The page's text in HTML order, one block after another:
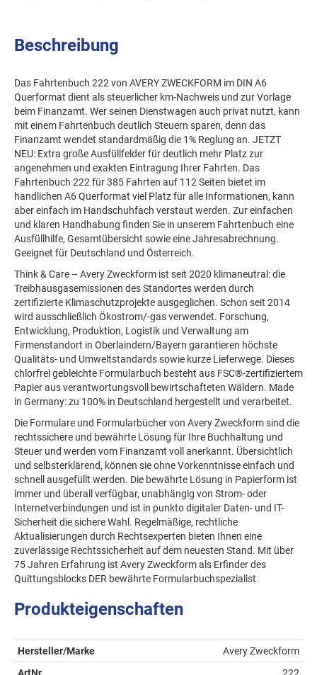
Beschreibung
Das Fahrtenbuch 222 von AVERY ZWECKFORM im DIN A6
Querformat dient als steuerlicher km-Nachweis und zur Vorlage
beim Finanzamt. Wer seinen Dienstwagen auch privat nutzt, kann
mit einem Fahrtenbuch deutlich Steuern sparen, denn das
Finanzamt wendet standardmäßig die 1% Reglung an. JETZT
NEU: Extra große Ausfüllfelder für deutlich mehr Platz zur
angenehmen und exakten Eintragung Ihrer Fahrten. Das
Fahrtenbuch 222 für 385 Fahrten auf 112 Seiten bietet im
handlichen A6 Querformat viel Platz für alle Informationen, kann
aber einfach im Handschuhfach verstaut werden. Zur einfachen
und klaren Handhabung finden Sie in unserem Fahrtenbuch eine
Ausfüllhilfe, Gesamtübersicht sowie eine Jahresabrechnung.
Geeignet für Deutschland und Österreich.
Think & Care – Avery Zweckform ist seit 2020 klimaneutral: die
Treibhausgasemissionen des Standortes werden durch
zertifizierte Klimaschutzprojekte ausgeglichen. Schon seit 2014
wird ausschließlich Ökostrom/-gas verwendet. Forschung,
Entwicklung, Produktion, Logistik und Verwaltung am
Firmenstandort in Oberlaindern/Bayern garantieren höchste
Qualitäts- und Umweltstandards sowie kurze Lieferwege. Dieses
chlorfrei gebleichte Formularbuch besteht aus FSC®-zertifiziertem
Papier aus verantwortungsvoll bewirtschafteten Wäldern. Made
in Germany: zu 100% in Deutschland hergestellt und verarbeitet.
Die Formulare und Formularbücher von Avery Zweckform sind die
rechtssichere und bewährte Lösung für Ihre Buchhaltung und
Steuer und werden vom Finanzamt voll anerkannt. Übersichtlich
und selbsterklärend, können sie ohne Vorkenntnisse einfach und
schnell ausgefüllt werden. Die bewährte Lösung in Papierform ist
immer und überall verfügbar, unabhängig von Strom- oder
Internetverbindungen und ist in punkto digitaler Daten- und IT-
Sicherheit die sichere Wahl. Regelmäßige, rechtliche
Aktualisierungen durch Rechtsexperten bieten Ihnen eine
zuverlässige Rechtssicherheit auf dem neuesten Stand. Mit über
75 Jahren Erfahrung ist Avery Zweckform als Erfinder des
Quittungsblocks DER bewährte Formularbuchspezialist.
Produkteigenschaften
Hersteller/Marke
Avery Zweckform
ArtNr
222